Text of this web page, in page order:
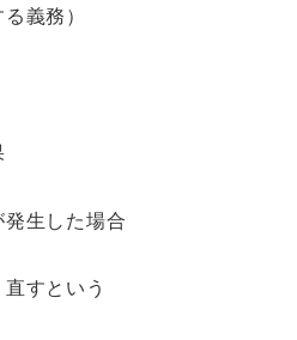
義務）
生した場合
すという